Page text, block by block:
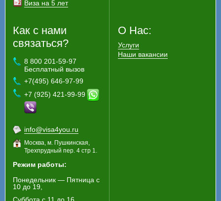
Виза на 5 лет
Как с нами
связаться?
8 800 201-59-97
Бесплатный вызов
+7(495) 646-97-99
+7 (925) 421-99-99
info@visa4you.ru
Москва, м. Пушкинская,
Трехпрудный пер. 4 стр 1.
Режим работы:
Понедельник — Пятница с
10 до 19,
О Нас:
Услуги
Наши вакансии